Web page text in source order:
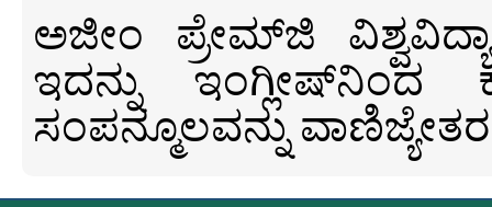
ಅಜೀಂ ಪ್ರೇಮ್‍ಜಿ
ಇದನ್ನು ಇಂಗ್ಲೀಷ್‍ನಿಂದ
ಸಂಪನ್ಮೂಲವನ್ನು